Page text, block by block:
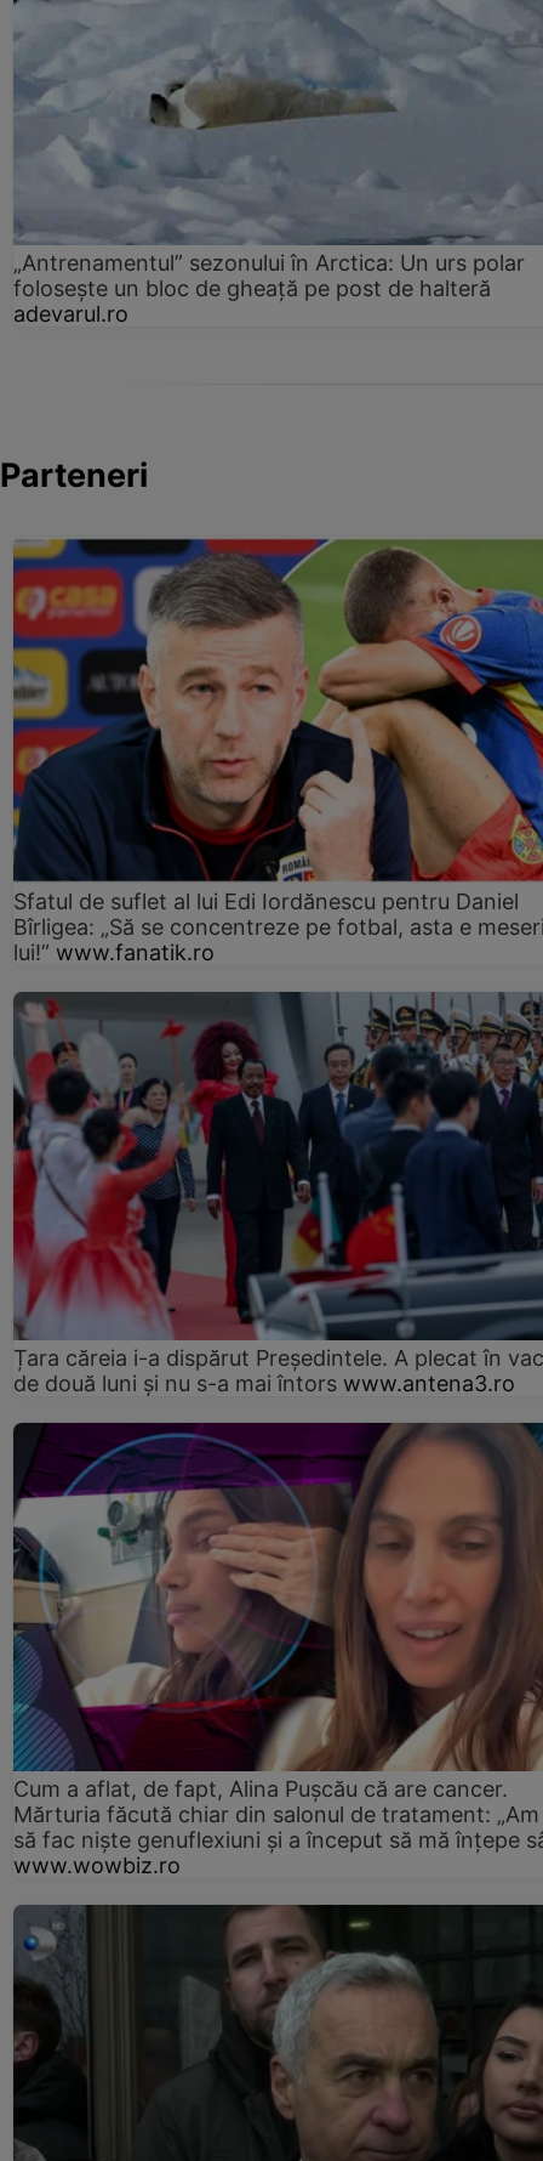
„Antrenamentul” sezonului în Arctica: Un urs polar
folosește un bloc de gheață pe post de halteră
adevarul.ro
Parteneri
Sfatul de suflet al lui Edi Iordănescu pentru Daniel
Bîrligea: „Să se concentreze pe fotbal, asta e
lui!” www.fanatik.ro
Țara căreia i-a dispărut Președintele. A plecat în
de două luni și nu s-a mai întors www.antena3.ro
Cum a aflat, de fapt, Alina Pușcău că are cancer.
Mărturia făcută chiar din salonul de tratament:
să fac niște genuflexiuni și a început să mă înțepe
www.wowbiz.ro